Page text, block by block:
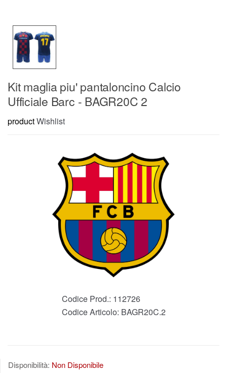
Kit maglia piu' pantaloncino Calcio
Ufficiale Barc - BAGR20C 2
productWishlist
Codice Prod.: 112726
Codice Articolo: BAGR20C.2
Disponibilità: Non Disponibile